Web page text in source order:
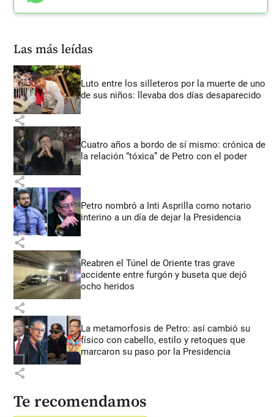
Las más leídas
Luto entre los silleteros por la muerte de uno
de sus niños: llevaba dos días desaparecido
share
Cuatro años a bordo de sí mismo: crónica de
la relación “tóxica” de Petro con el poder
share
Petro nombró a Inti Asprilla como notario
interino a un día de dejar la Presidencia
share
Reabren el Túnel de Oriente tras grave
accidente entre furgón y buseta que dejó
ocho heridos
share
La metamorfosis de Petro: así cambió su
físico con cabello, estilo y retoques que
marcaron su paso por la Presidencia
share
Te recomendamos